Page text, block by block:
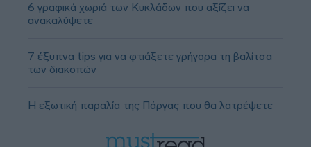
6 γραφικά χωριά των Κυκλάδων που αξίζει να
ανακαλύψετε
7 έξυπνα tips για να φτιάξετε γρήγορα τη βαλίτσα
των διακοπών
Η εξωτική παραλία της Πάργας που θα λατρέψετε